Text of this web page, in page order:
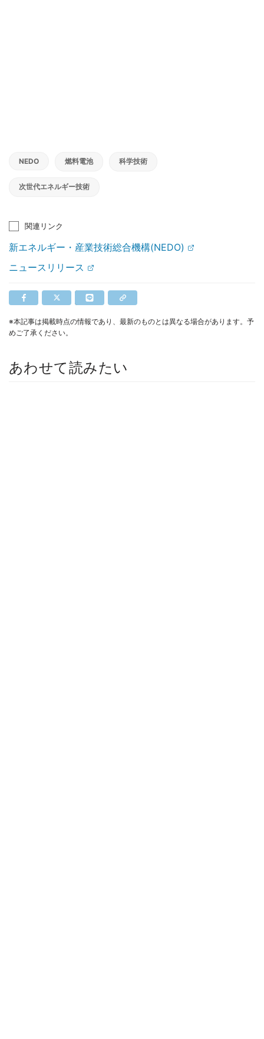
NEDO 燃料電池 科学技術
次世代エネルギー技術
関連リンク
新エネルギー・産業技術総合機構(NEDO)
ニュースリリース
※本記事は掲載時点の情報であり、最新のものとは異なる場合があります。予
めご了承ください。
あわせて読みたい